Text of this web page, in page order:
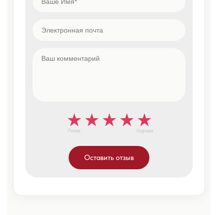
Плохо Хорошо
Оставить отзыв